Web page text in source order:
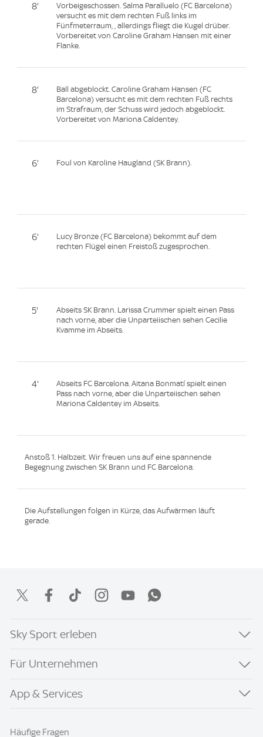
8'
Vorbeigeschossen. Salma Paralluelo (FC Barcelona)
versucht es mit dem rechten Fuß links im
Fünfmeterraum, , allerdings fliegt die Kugel drüber.
Vorbereitet von Caroline Graham Hansen mit einer
Flanke.
8'
Ball abgeblockt. Caroline Graham Hansen (FC
Barcelona) versucht es mit dem rechten Fuß rechts
im Strafraum, der Schuss wird jedoch abgeblockt.
Vorbereitet von Mariona Caldentey.
6' Foul von Karoline Haugland (SK Brann).
6'
Lucy Bronze (FC Barcelona) bekommt auf dem
rechten Flügel einen Freistoß zugesprochen.
5'
Abseits SK Brann. Larissa Crummer spielt einen Pass
nach vorne, aber die Unparteiischen sehen Cecilie
Kvamme im Abseits.
4'
Abseits FC Barcelona. Aitana Bonmatí spielt einen
Pass nach vorne, aber die Unparteiischen sehen
Mariona Caldentey im Abseits.
Anstoß 1. Halbzeit. Wir freuen uns auf eine spannende
Begegnung zwischen SK Brann und FC Barcelona.
Die Aufstellungen folgen in Kürze, das Aufwärmen läuft
gerade.
Sky Sport erleben
Für Unternehmen
App & Services
Häufige Fragen